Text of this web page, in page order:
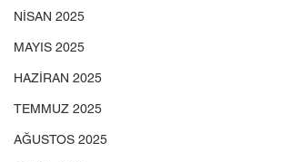
NİSAN 2025
MAYIS 2025
HAZİRAN 2025
TEMMUZ 2025
AĞUSTOS 2025